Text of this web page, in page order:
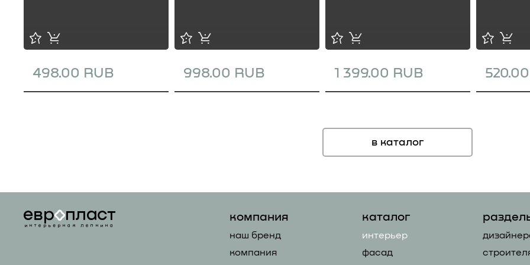
498.00 RUB 998.00 RUB 1 399.00 RUB
в каталог
компания
наш бренд
компания
каталог
интерьер
фасад